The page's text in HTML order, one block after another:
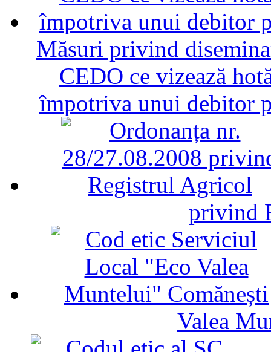
Măsuri privind
CEDO ce vizează
împotriva unui debitor
privind
Valea